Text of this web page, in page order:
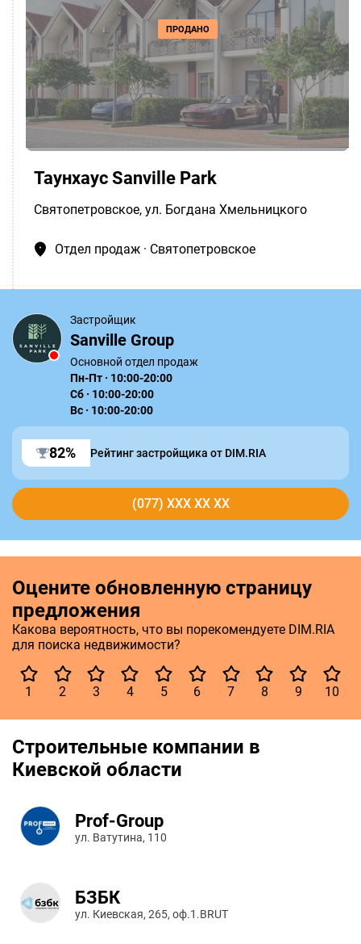
ПРОДАНО
Таунхаус Sanville Park
Святопетровское, ул. Богдана Хмельницкого
Отдел продаж · Святопетровское
Застройщик
Sanville Group
Основной отдел продаж
Пн-Пт · 10:00-20:00
Сб · 10:00-20:00
Вс · 10:00-20:00
82% Рейтинг застройщика от DIM.RIA
(077) XXX XX XX
Оцените обновленную страницу
предложения
Какова вероятность, что вы порекомендуете DIM.RIA
для поиска недвижимости?
1 2 3 4 5 6 7 8 9 10
Строительные компании в
Киевской области
Prof-Group
ул. Ватутина, 110
БЗБК
ул. Киевская, 265, оф.1.BRUT